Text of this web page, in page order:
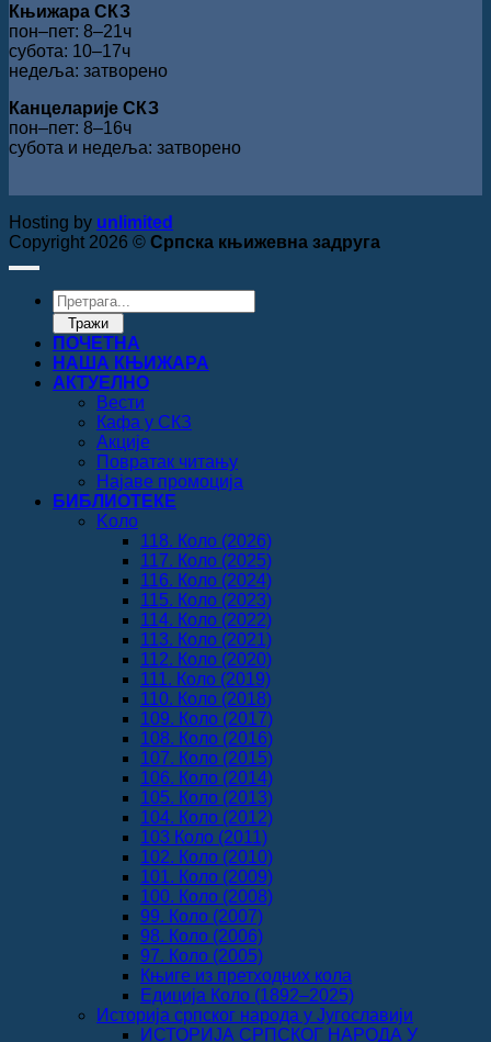
Књижара СКЗ
пон‒пет: 8‒21ч
субота: 10‒17ч
недеља: затворено
Канцеларије СКЗ
пон‒пет: 8‒16ч
субота и недеља: затворено
Hosting by unlimited
Copyright 2026 © Српска књижевна задруга
Products
search
Тражи
ПОЧЕТНА
НАША КЊИЖАРА
АКТУЕЛНО
Вести
Кафа у СКЗ
Акције
Повратак читању
Најаве промоција
БИБЛИОТЕКЕ
Koло
118. Коло (2026)
117. Коло (2025)
116. Коло (2024)
115. Коло (2023)
114. Коло (2022)
113. Коло (2021)
112. Коло (2020)
111. Коло (2019)
110. Коло (2018)
109. Коло (2017)
108. Коло (2016)
107. Коло (2015)
106. Коло (2014)
105. Коло (2013)
104. Коло (2012)
103 Коло (2011)
102. Коло (2010)
101. Коло (2009)
100. Коло (2008)
99. Коло (2007)
98. Коло (2006)
97. Коло (2005)
Књиге из претходних кола
Едиција Коло (1892‒2025)
Историја српског народа у Југославији
ИСТОРИЈА СРПСКОГ НАРОДА У